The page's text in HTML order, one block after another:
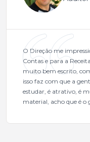
O Direção me
Contas e para a
muito bem escrito,
isso faz com que a
estudar, é atrativo, é
material, acho que é o
mais excelentes